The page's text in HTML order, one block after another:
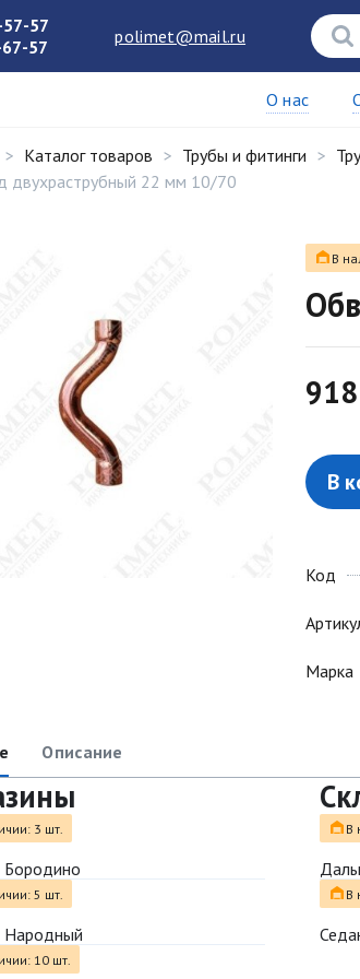
57
57
polimet@mail.ru
О нас
Каталог товаров Трубы и фитинги
двухраструбный 22 мм 10/70
В
В
Код
Марка
Описание
3 шт.
Бородино
5 шт.
Народный
10 шт.
В
В